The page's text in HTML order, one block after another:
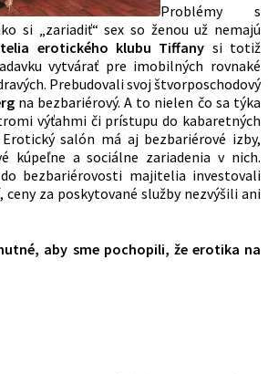
Problémy s
si „zariadiť“ sex so ženou už nemajú
erotického klubu Tiffany si totiž
vytvárať pre imobilných rovnaké
Prebudovali svoj štvorposchodový
na bezbariérový. A to nielen čo sa týka
výťahmi či prístupu do kabaretných
salón má aj bezbariérové izby,
kúpeľne a sociálne zariadenia v nich.
bezbariérovosti majitelia investovali
ceny za poskytované služby nezvýšili ani
aby sme pochopili, že erotika na